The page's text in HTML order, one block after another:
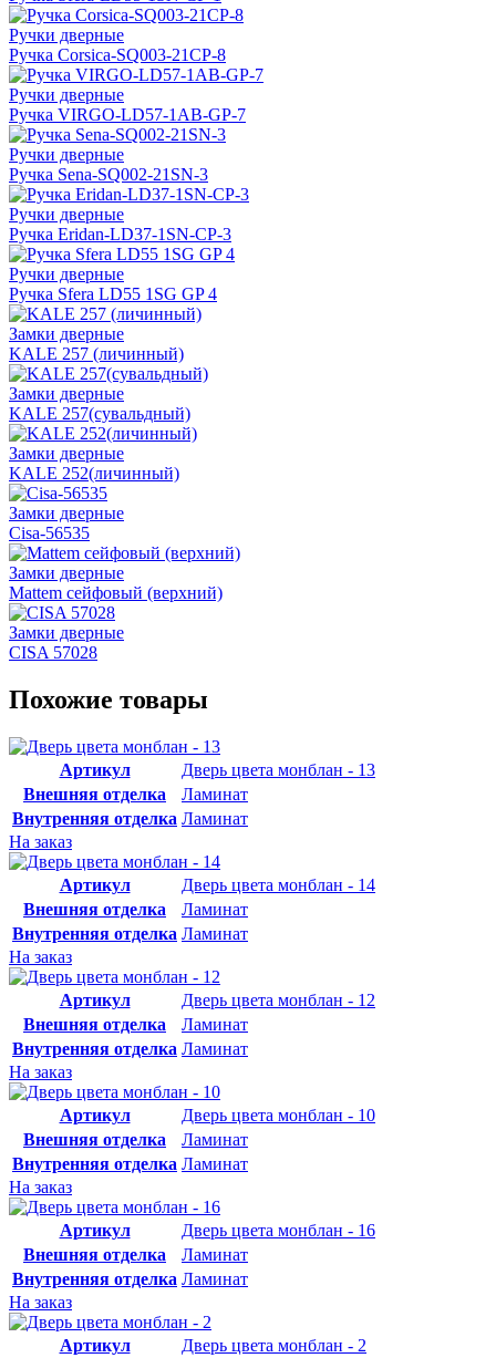
Ручки дверные
Ручка Corsica-SQ003-21СР-8
Ручки дверные
Ручка VIRGO-LD57-1AB-GP-7
Ручки дверные
Ручка Sena-SQ002-21SN-3
Ручки дверные
Ручка Eridan-LD37-1SN-CP-3
Ручки дверные
Ручка Sfera LD55 1SG GP 4
Замки дверные
KALE 257 (личинный)
Замки дверные
KALE 257(сувальдный)
Замки дверные
KALE 252(личинный)
Замки дверные
Cisa-56535
Замки дверные
Mattem сейфовый (верхний)
Замки дверные
CISA 57028
Похожие товары
Артикул
Дверь цвета монблан - 13
Внешняя отделка
Ламинат
Внутренняя отделка Ламинат
На заказ
Артикул
Дверь цвета монблан - 14
Внешняя отделка
Ламинат
Внутренняя отделка Ламинат
На заказ
Артикул
Дверь цвета монблан - 12
Внешняя отделка
Ламинат
Внутренняя отделка Ламинат
На заказ
Артикул
Дверь цвета монблан - 10
Внешняя отделка
Ламинат
Внутренняя отделка Ламинат
На заказ
Артикул
Дверь цвета монблан - 16
Внешняя отделка
Ламинат
Внутренняя отделка Ламинат
На заказ
Артикул
Дверь цвета монблан - 2